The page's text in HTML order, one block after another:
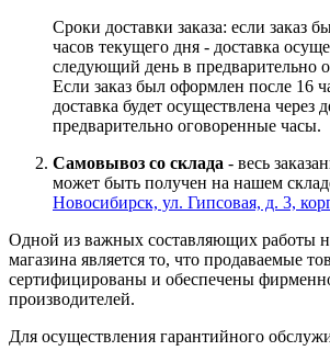
Сроки доставки заказа: если заказ
часов текущего дня - доставка
следующий день в предварительно
Если заказ был оформлен после 16
доставка будет осуществлена через
предварительно оговоренные часы.
Самовывоз со склада - весь
может быть получен на нашем
Новосибирск, ул. Гипсовая, д. 3,
Одной из важных составляющих работы
магазина является то, что продаваемые
сертифицированы и обеспечены
производителей.
Для осуществления гарантийного